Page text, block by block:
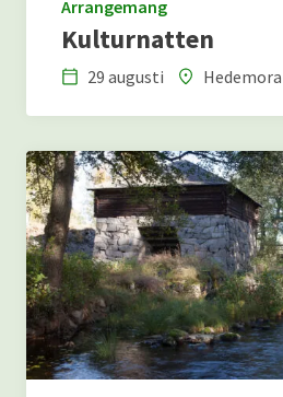
Arrangemang
Kulturnatten
29 augusti